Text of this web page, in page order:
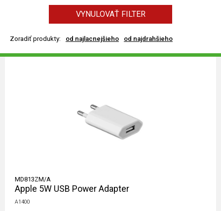
VYNULOVAŤ FILTER
Zoradiť produkty: od najlacnejšieho od najdrahšieho
MD813ZM/A
Apple 5W USB Power Adapter
A1400